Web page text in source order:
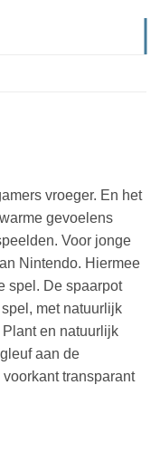
vroeger. En het
gevoelens
Voor jonge
Nintendo. Hiermee
spel. De spaarpot
met natuurlijk
en natuurlijk
aan de
transparant